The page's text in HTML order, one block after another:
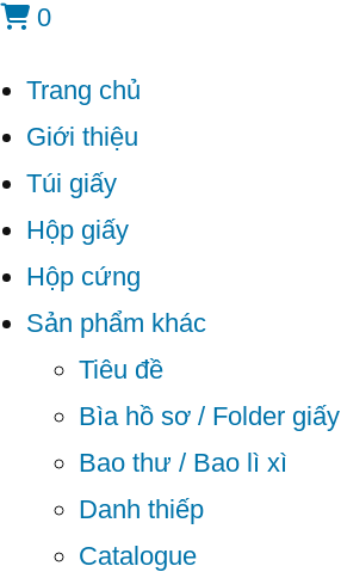
0
Trang chủ
Giới thiệu
Túi giấy
Hộp giấy
Hộp cứng
Sản phẩm khác
Tiêu đề
Bìa hồ sơ / Folder giấy
Bao thư / Bao lì xì
Danh thiếp
Catalogue